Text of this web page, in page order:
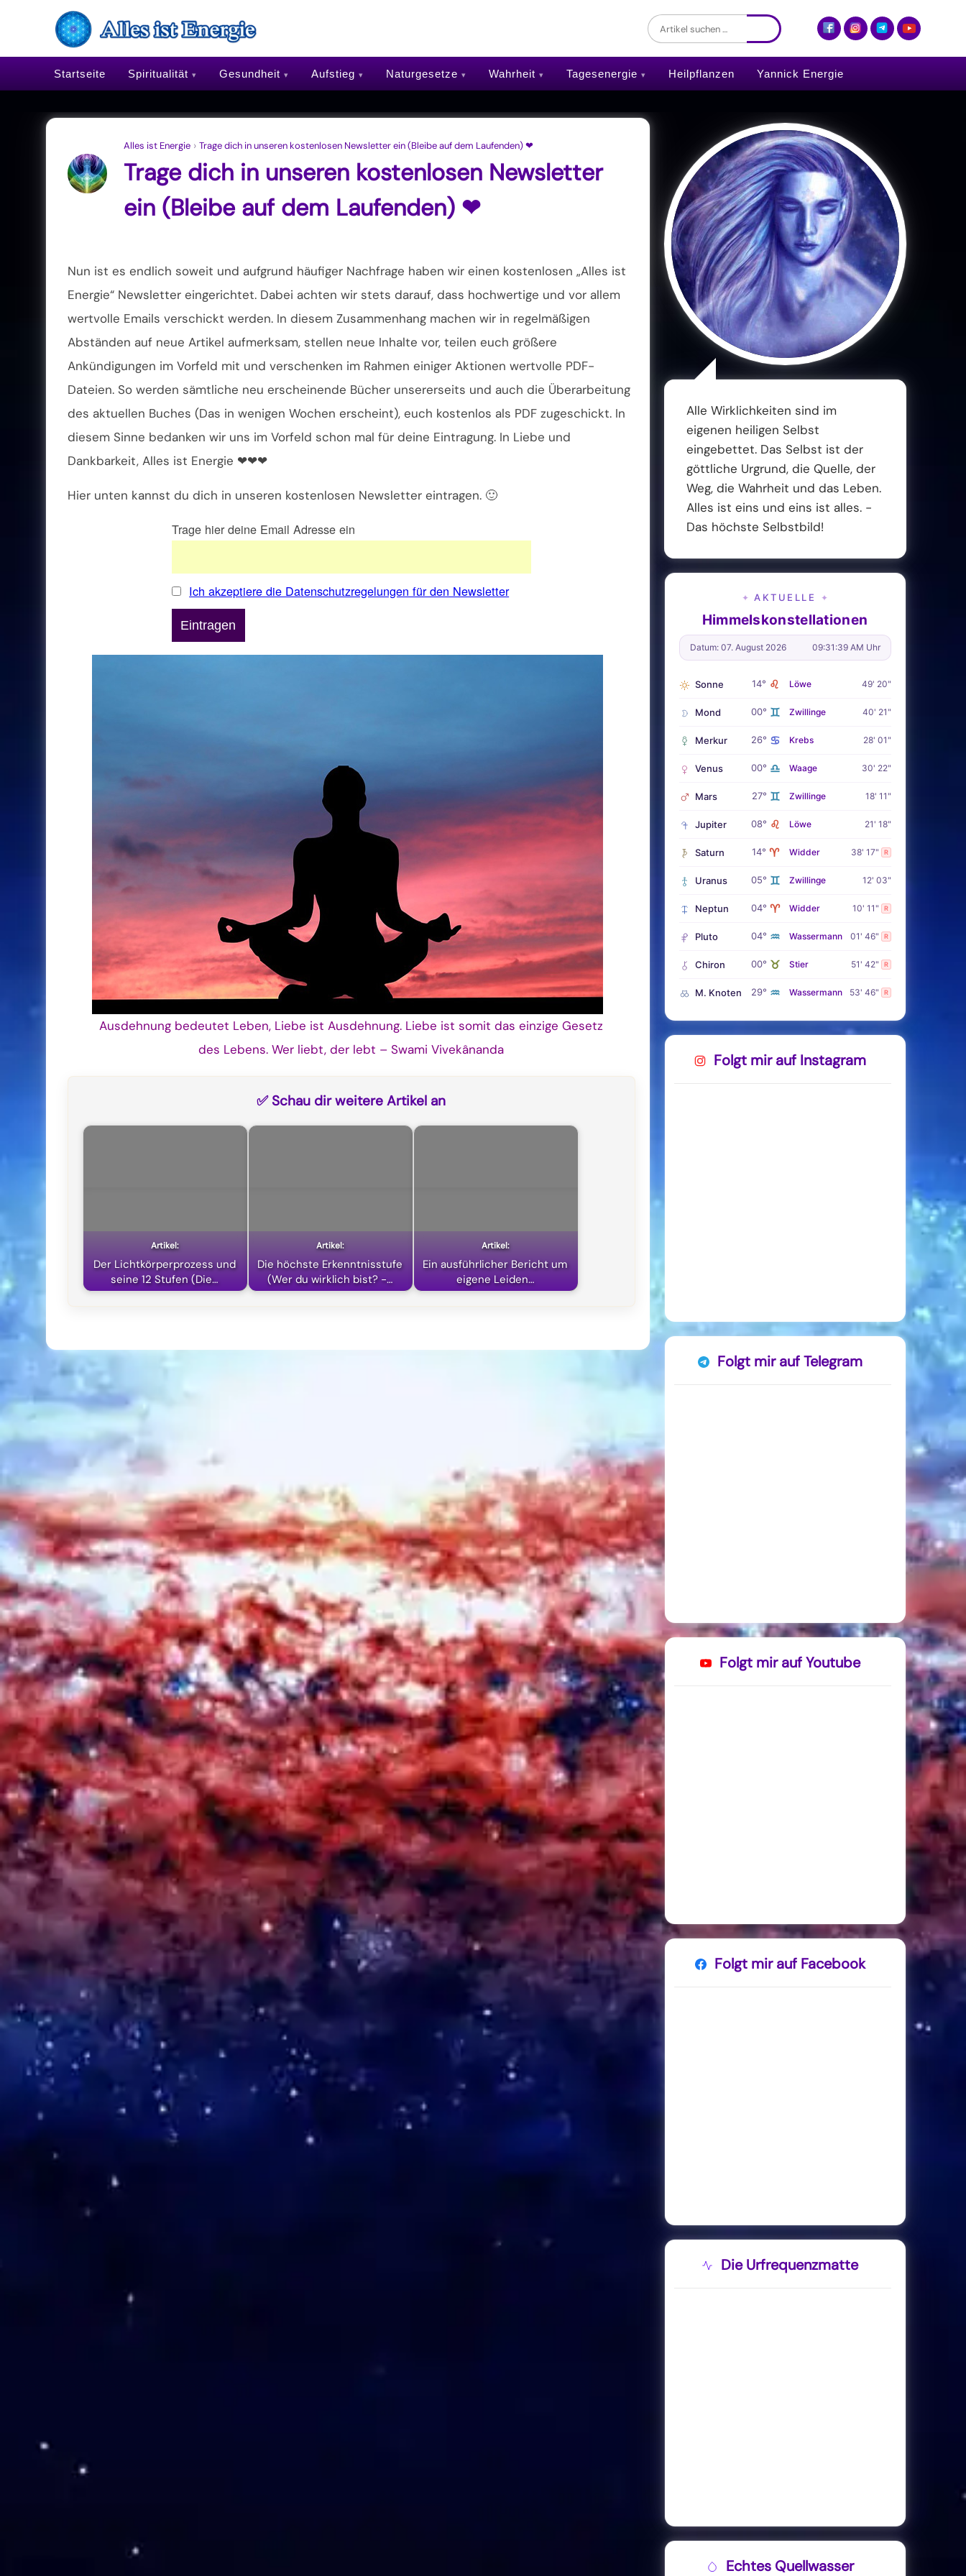
Startseite Spiritualität Gesundheit Aufstieg Naturgesetze Wahrheit Tagesenergie Heilpflanzen Yannick Energie
Alles ist Energie› Trage dich in unseren kostenlosen Newsletter ein (Bleibe auf dem Laufenden) ❤
Trage dich in unseren kostenlosen Newsletter
ein (Bleibe auf dem Laufenden) ❤
Nun ist es endlich soweit und aufgrund häufiger Nachfrage haben wir einen kostenlosen „Alles ist
Energie“ Newsletter eingerichtet. Dabei achten wir stets darauf, dass hochwertige und vor allem
wertvolle Emails verschickt werden. In diesem Zusammenhang machen wir in regelmäßigen
Abständen auf neue Artikel aufmerksam, stellen neue Inhalte vor, teilen euch größere
Ankündigungen im Vorfeld mit und verschenken im Rahmen einiger Aktionen wertvolle PDF-
Dateien. So werden sämtliche neu erscheinende Bücher unsererseits und auch die Überarbeitung
des aktuellen Buches (Das in wenigen Wochen erscheint), euch kostenlos als PDF zugeschickt. In
diesem Sinne bedanken wir uns im Vorfeld schon mal für deine Eintragung. In Liebe und
Dankbarkeit, Alles ist Energie ❤❤❤
Hier unten kannst du dich in unseren kostenlosen Newsletter eintragen. 🙂
Trage hier deine Email Adresse ein
Ich akzeptiere die Datenschutzregelungen für den Newsletter
Ausdehnung bedeutet Leben, Liebe ist Ausdehnung. Liebe ist somit das einzige Gesetz
des Lebens. Wer liebt, der lebt – Swami Vivekânanda
✅ Schau dir weitere Artikel an
Der Lichtkörperprozess und
seine 12 Stufen (Die…
Die höchste Erkenntnisstufe
(Wer du wirklich bist? -…
Ein ausführlicher Bericht um
eigene Leiden…
Alle Wirklichkeiten sind im
eigenen heiligen Selbst
eingebettet. Das Selbst ist der
göttliche Urgrund, die Quelle, der
Weg, die Wahrheit und das Leben.
Alles ist eins und eins ist alles. -
Das höchste Selbstbild!
✦ AKTUELLE ✦
Himmelskonstellationen
Datum: 07. August 2026 09:31:41 AM Uhr
Sonne 14° ♌ Löwe 49' 20"
Mond 00° ♊ Zwillinge 40' 21"
Merkur 26° ♋ Krebs 28' 01"
Venus 00° ♎ Waage 30' 22"
Mars 27° ♊ Zwillinge 18' 11"
Jupiter 08° ♌ Löwe 21' 18"
Saturn 14° ♈ Widder 38' 17" R
Uranus 05° ♊ Zwillinge 12' 03"
Neptun 04° ♈ Widder 10' 11" R
Pluto 04° ♒ Wassermann 01' 46" R
Chiron 00° ♉ Stier 51' 42" R
M. Knoten 29° ♒ Wassermann 53' 46" R
Folgt mir auf Instagram
Folgt mir auf Telegram
Folgt mir auf Youtube
Folgt mir auf Facebook
Die Urfrequenzmatte
Echtes Quellwasser